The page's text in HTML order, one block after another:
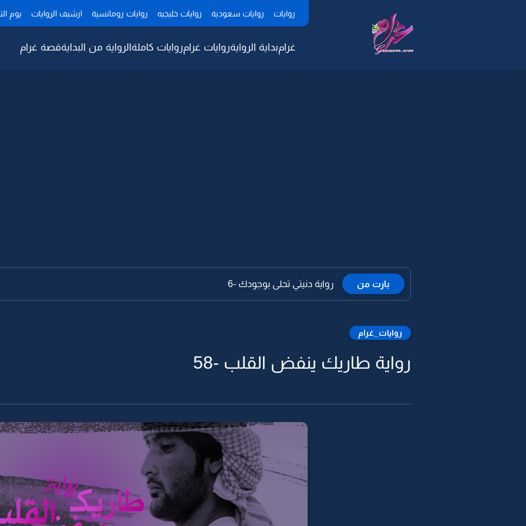
روايات روايات سعودية روايات خليجيه روايات رومانسية ارشيف الروايات يوم
غرامبداية الروايةروايات غرامروايات كاملةالرواية من البدايةقصة غرام
بارت من رواية دنيتي تحلى بوجودك -6
روايات_غرام
رواية طاريك ينفض القلب -58